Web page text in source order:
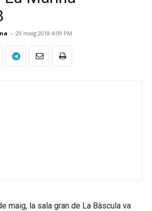
- 29 maig 2018 4:09 PM
maig, la sala gran de La Bàscula va